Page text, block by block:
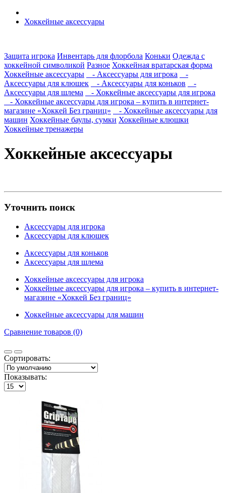
Хоккейные аксессуары
Защита игрока Инвентарь для флорбола Коньки Одежда с
хоккейной символикой Разное Хоккейная вратарская форма
Хоккейные аксессуары
- Аксессуары для игрока
-
Аксессуары для клюшек
- Аксессуары для коньков
-
Аксессуары для шлема
- Хоккейные аксессуары для игрока
- Хоккейные аксессуары для игрока – купить в интернет-
магазине «Хоккей Без границ»
- Хоккейные аксессуары для
машин Хоккейные баулы, сумки Хоккейные клюшки
Хоккейные тренажеры
Хоккейные аксессуары
Уточнить поиск
Аксессуары для игрока
Аксессуары для клюшек
Аксессуары для коньков
Аксессуары для шлема
Хоккейные аксессуары для игрока
Хоккейные аксессуары для игрока – купить в интернет-
магазине «Хоккей Без границ»
Хоккейные аксессуары для машин
Сравнение товаров (0)
Сортировать:
Показывать: